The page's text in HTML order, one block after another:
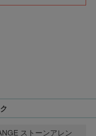
ストーンアレン